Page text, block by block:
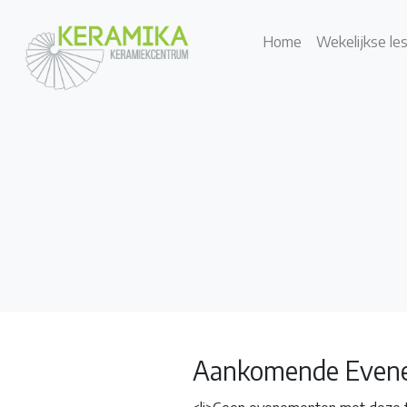
Home Wekelijkse
Aankomende